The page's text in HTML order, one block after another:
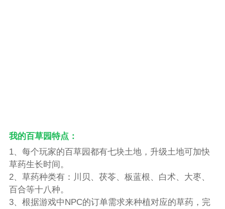
我的百草园特点：
1、每个玩家的百草园都有七块土地，升级土地可加快
草药生长时间。
2、草药种类有：川贝、茯苓、板蓝根、白术、大枣、
百合等十八种。
3、根据游戏中NPC的订单需求来种植对应的草药，完